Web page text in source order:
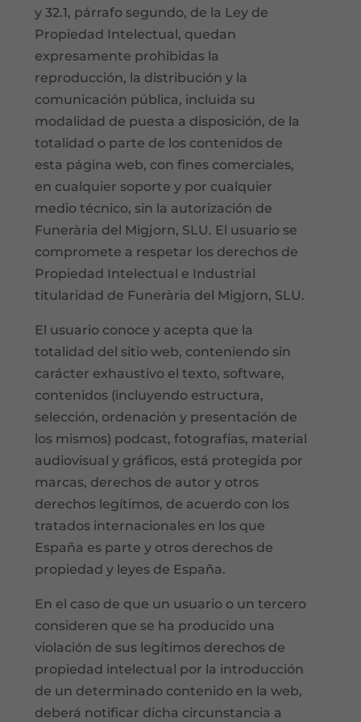
y 32.1, párrafo segundo, de la Ley de
Propiedad Intelectual, quedan
expresamente prohibidas la
reproducción, la distribución y la
comunicación pública, incluida su
modalidad de puesta a disposición, de la
totalidad o parte de los contenidos de
esta página web, con fines comerciales,
en cualquier soporte y por cualquier
medio técnico, sin la autorización de
Funerària del Migjorn, SLU. El usuario se
compromete a respetar los derechos de
Propiedad Intelectual e Industrial
titularidad de Funerària del Migjorn, SLU.
El usuario conoce y acepta que la
totalidad del sitio web, conteniendo sin
carácter exhaustivo el texto, software,
contenidos (incluyendo estructura,
selección, ordenación y presentación de
los mismos) podcast, fotografías, material
audiovisual y gráficos, está protegida por
marcas, derechos de autor y otros
derechos legítimos, de acuerdo con los
tratados internacionales en los que
España es parte y otros derechos de
propiedad y leyes de España.
En el caso de que un usuario o un tercero
consideren que se ha producido una
violación de sus legítimos derechos de
propiedad intelectual por la introducción
de un determinado contenido en la web,
deberá notificar dicha circunstancia a